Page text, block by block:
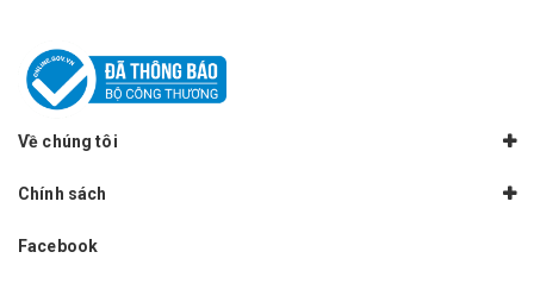
Về chúng tôi
Chính sách
Facebook